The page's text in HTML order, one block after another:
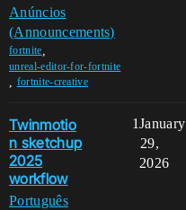
Anúncios
(Announcements)
fortnite
unreal-editor-for-fortnite
fortnite-creative
Twinmotio
n sketchup
2025
workflow
Português
1January
29,
2026